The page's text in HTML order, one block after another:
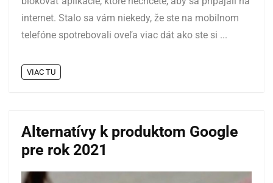
internet. Stalo sa vám niekedy, že ste na mobilnom
telefóne spotrebovali oveľa viac dát ako ste si ...
VIAC TU
Alternatívy k produktom Google
pre rok 2021